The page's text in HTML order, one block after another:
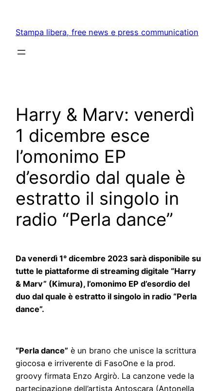
content
Stampa libera, free news e press communication
Harry & Marv: venerdì
1 dicembre esce
l’omonimo EP
d’esordio dal quale è
estratto il singolo in
radio “Perla dance”
Da venerdì 1° dicembre 2023 sarà disponibile su
tutte le piattaforme di streaming digitale “Harry
& Marv” (Kimura), l’omonimo EP d’esordio del
duo dal quale è estratto il singolo in radio “Perla
dance”.
“Perla dance” è un brano che unisce la scrittura
giocosa e irriverente di FasoOne e la prod.
groovy firmata Enzo Argirò. La canzone vede la
partecipazione dell’artista Antoscara (Antonella